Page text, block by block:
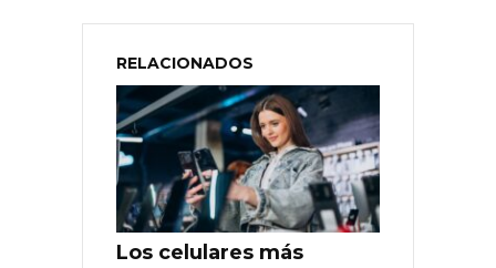
RELACIONADOS
Los celulares más